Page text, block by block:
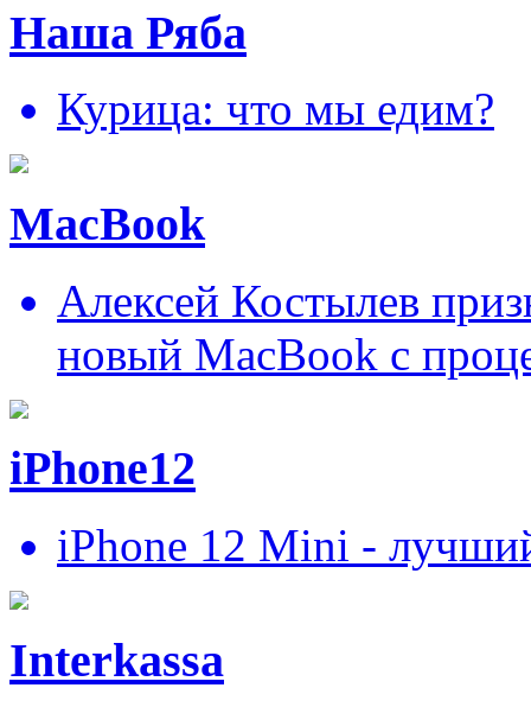
Наша Ряба
Курица: что мы едим?
MacBook
Алексей Костылев
новый MacBook c
iPhone12
iPhone 12 Mini -
Interkassa